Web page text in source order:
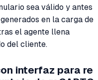
sea válido y antes
en la carga de
el agente llena
del cliente.
interfaz para re